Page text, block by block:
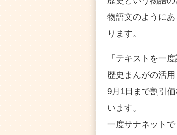
物語文のように
ります。
「テキストを一
歴史まんがの活用
9月1日まで割引
います。
一度サナネット